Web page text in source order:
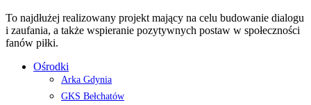
To najdłużej realizowany projekt mający na celu budowanie dialogu
i zaufania, a także wspieranie pozytywnych postaw w społeczności
fanów piłki.
Ośrodki
Arka Gdynia
GKS Bełchatów